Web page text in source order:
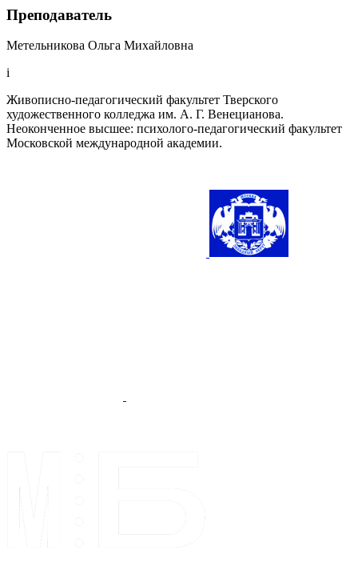
Преподаватель
Метельникова Ольга Михайловна
i
Живописно-педагогический факультет Тверского
художественного колледжа им. А. Г. Венецианова.
Неоконченное высшее: психолого-педагогический факультет
Московской международной академии.